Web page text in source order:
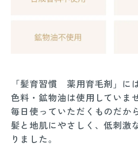
「髪育習慣 薬用育毛剤」に
色料・鉱物油は使用していませ
毎日使っていただくものだか
髪と地肌にやさしく、低刺激
りました。